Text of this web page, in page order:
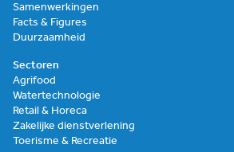
Samenwerkingen
Facts & Figures
Duurzaamheid
Sectoren
Agrifood
Watertechnologie
Retail & Horeca
Zakelijke dienstverlening
Toerisme & Recreatie